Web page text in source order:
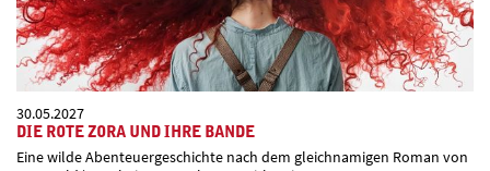
30.05.2027
DIE ROTE ZORA UND IHRE BANDE
Eine wilde Abenteuergeschichte nach dem gleichnamigen Roman von